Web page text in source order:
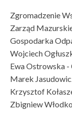
Zgromadzenie
Zarząd
Gospodarka
Wojciech
Ewa Ostrowska -
Marek
Krzysztof
Zbigniew